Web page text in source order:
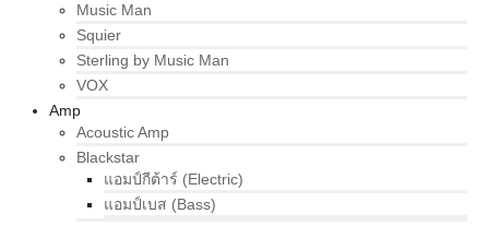
Music Man
Squier
Sterling by Music Man
VOX
Amp
Acoustic Amp
Blackstar
แอมป์กีต้าร์ (Electric)
แอมป์เบส (Bass)